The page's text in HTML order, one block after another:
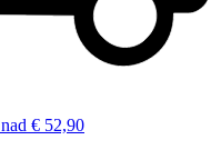
nad € 52,90